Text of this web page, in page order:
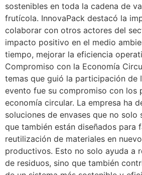
sostenibles en toda la cadena de
frutícola. InnovaPack destacó la
colaborar con otros actores del
impacto positivo en el medio
tiempo, mejorar la eficiencia
Compromiso con la Economía
temas que guió la participación de
evento fue su compromiso con los
economía circular. La empresa ha
soluciones de envases que no solo
que también están diseñados para
reutilización de materiales en
productivos. Esto no solo ayuda a
de residuos, sino que también